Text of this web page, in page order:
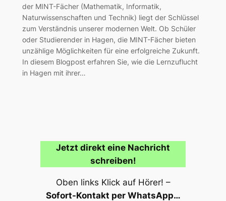
der MINT-Fächer (Mathematik, Informatik,
Naturwissenschaften und Technik) liegt der Schlüssel
zum Verständnis unserer modernen Welt. Ob Schüler
oder Studierender in Hagen, die MINT-Fächer bieten
unzählige Möglichkeiten für eine erfolgreiche Zukunft.
In diesem Blogpost erfahren Sie, wie die Lernzuflucht
in Hagen mit ihrer…
Jetzt direkt eine Nachricht
schreiben!
Oben links Klick auf Hörer! –
Sofort-Kontakt per WhatsApp…